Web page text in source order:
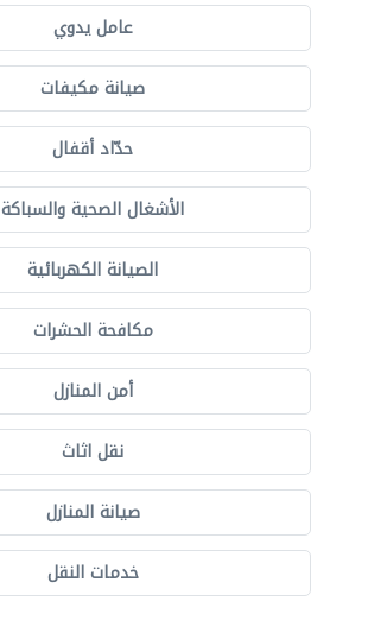
عامل يدوي
صيانة مكيفات
حدّاد أقفال
الأشغال الصحية والسباكة
الصيانة الكهربائية
مكافحة الحشرات
أمن المنازل
نقل اثاث
صيانة المنازل
خدمات النقل